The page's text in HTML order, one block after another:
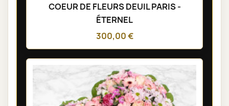
COEUR DE FLEURS DEUIL PARIS -
ÉTERNEL
300,00 €